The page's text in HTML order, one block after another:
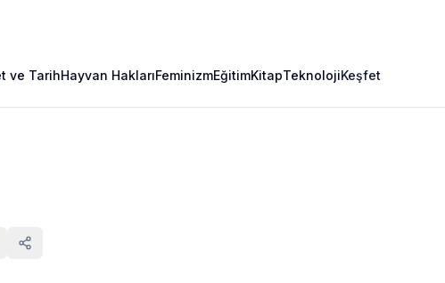
ve TarihHayvan HaklarıFeminizmEğitimKitapTeknolojiKeşfet